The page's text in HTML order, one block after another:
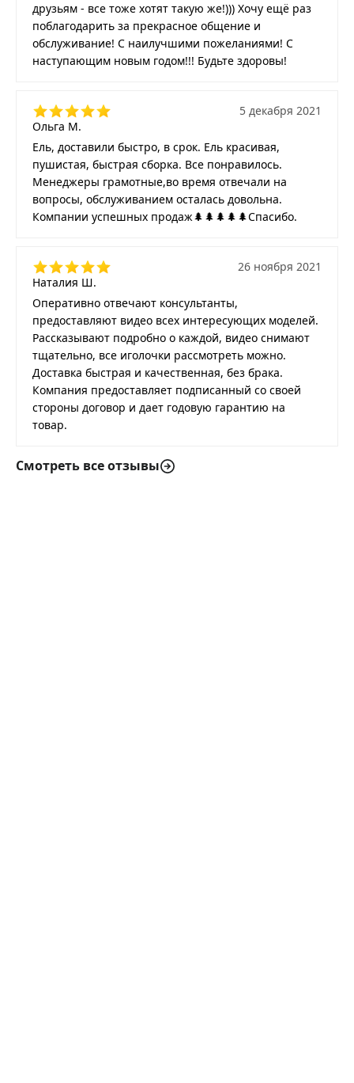
друзьям - все тоже хотят такую же!))) Хочу ещё раз
поблагодарить за прекрасное общение и
обслуживание! С наилучшими пожеланиями! С
наступающим новым годом!!! Будьте здоровы!
Ольга М.
5 декабря 2021
Ель, доставили быстро, в срок. Ель красивая,
пушистая, быстрая сборка. Все понравилось.
Менеджеры грамотные,во время отвечали на
вопросы, обслуживанием осталась довольна.
Компании успешных продаж🌲🌲🌲🌲🌲Спасибо.
Наталия Ш.
26 ноября 2021
Оперативно отвечают консультанты,
предоставляют видео всех интересующих моделей.
Рассказывают подробно о каждой, видео снимают
тщательно, все иголочки рассмотреть можно.
Доставка быстрая и качественная, без брака.
Компания предоставляет подписанный со своей
стороны договор и дает годовую гарантию на
товар.
Смотреть все отзывы